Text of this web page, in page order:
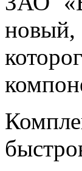
новый,